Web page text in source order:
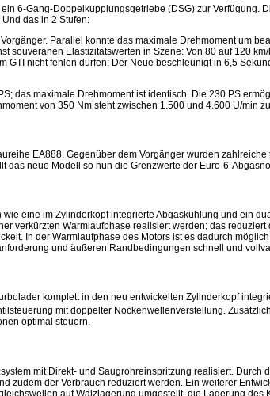
6-Gang-Doppelkupplungsgetriebe (DSG) zur Verfügung.
das in 2 Stufen:
Parallel konnte das maximale Drehmoment um
souveränen Elastizitätswerten in Szene: Von 80 auf 120
nicht fehlen dürfen: Der Neue beschleunigt in 6,5
das maximale Drehmoment ist identisch. Die 230 PS
von 350 Nm steht zwischen 1.500 und 4.600 U/min
EA888. Gegenüber dem Vorgänger wurden
das neue Modell so nun die Grenzwerte der Euro-6-
eine im Zylinderkopf integrierte Abgaskühlung und ein
verkürzten Warmlaufphase realisiert werden; das
In der Warmlaufphase des Motors ist es dadurch
und äußeren Randbedingungen schnell und
komplett in den neu entwickelten Zylinderkopf
mit doppelter Nockenwellenverstellung.
optimal steuern.
mit Direkt- und Saugrohreinspritzung realisiert. Durch
zudem der Verbrauch reduziert werden. Ein weiterer
auf Wälzlagerung umgestellt, die Lagerung des